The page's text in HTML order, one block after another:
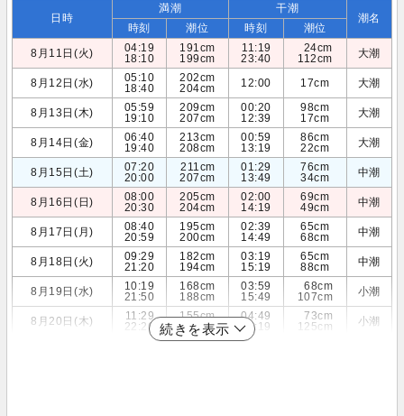
日時
満潮 干潮
潮名
時刻 潮位 時刻
潮位
8月11日(火)
04:19
18:10
191cm
199cm
11:19
23:40
24cm
112cm
大潮
8月12日(水)
05:10
18:40
202cm
204cm
12:00 17cm 大潮
8月13日(木)
05:59
19:10
209cm
207cm
00:20
12:39
98cm
17cm
大潮
8月14日(金)
06:40
19:40
213cm
208cm
00:59
13:19
86cm
22cm
大潮
8月15日(土)
07:20
20:00
211cm
207cm
01:29
13:49
76cm
34cm
中潮
8月16日(日)
08:00
20:30
205cm
204cm
02:00
14:19
69cm
49cm
中潮
8月17日(月)
08:40
20:59
195cm
200cm
02:39
14:49
65cm
68cm
中潮
8月18日(火)
09:29
21:20
182cm
194cm
03:19
15:19
65cm
88cm
中潮
8月19日(水)
10:19
21:50
168cm
188cm
03:59
15:49
68cm
107cm
小潮
8月20日(木)
11:29
22:20
155cm
180cm
04:49
16:19
73cm
125cm
小潮
続きを表示